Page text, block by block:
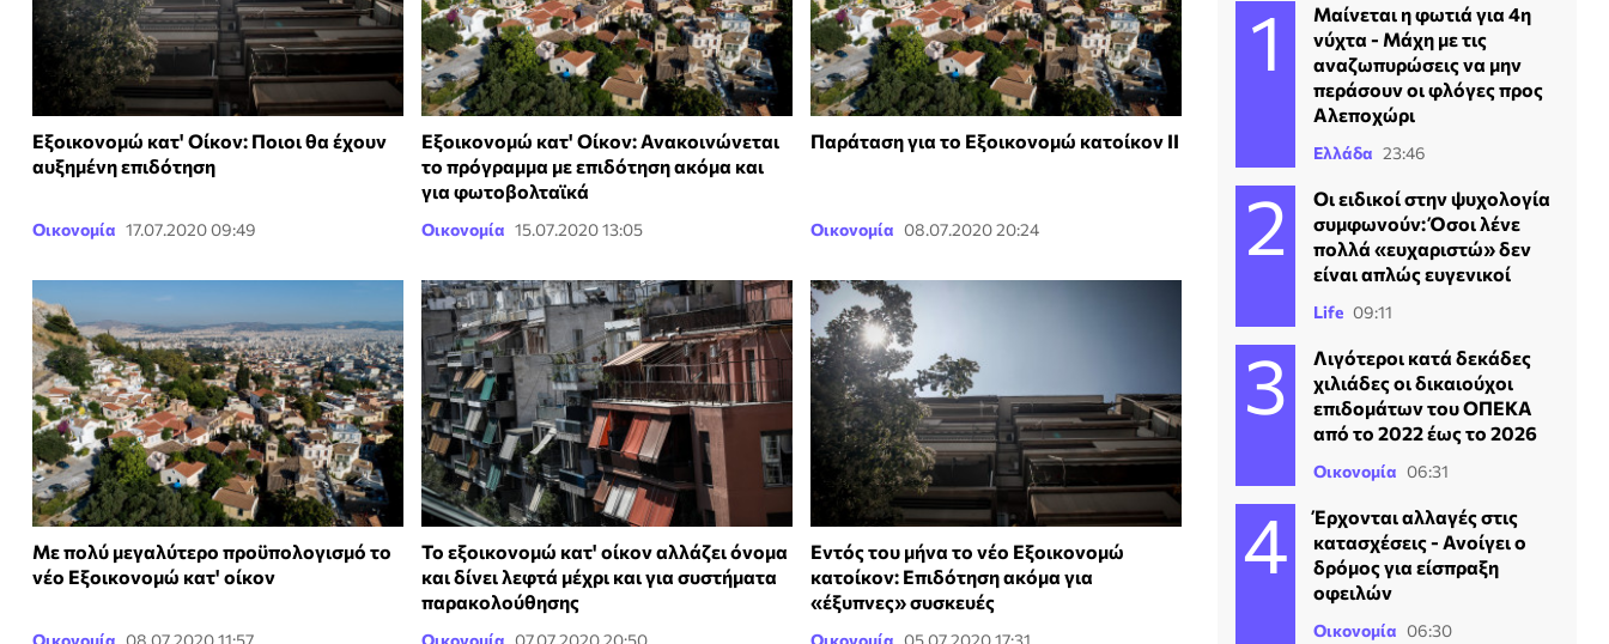
Εξοικονομώ κατ' Oίκον: Ποιοι θα έχουν
αυξημένη επιδότηση
Οικονομία 17.07.2020 09:49
Εξοικονομώ κατ' Οίκον: Ανακοινώνεται
το πρόγραμμα με επιδότηση ακόμα και
για φωτοβολταϊκά
Οικονομία 15.07.2020 13:05
Παράταση για το Εξοικονομώ κατοίκον ΙΙ
Οικονομία 08.07.2020 20:24
Με πολύ μεγαλύτερο προϋπολογισμό το
νέο Εξοικονομώ κατ' οίκον
Το εξοικονομώ κατ' οίκον αλλάζει όνομα
και δίνει λεφτά μέχρι και για συστήματα
παρακολούθησης
Εντός του μήνα το νέο Εξοικονομώ
κατοίκον: Επιδότηση ακόμα για
«έξυπνες» συσκευές
Μαίνεται η φωτιά για 4η
νύχτα - Μάχη με τις
αναζωπυρώσεις να μην
περάσουν οι φλόγες προς
Αλεποχώρι
Ελλάδα 23:46
Οι ειδικοί στην ψυχολογία
συμφωνούν: Όσοι λένε
πολλά «ευχαριστώ» δεν
είναι απλώς ευγενικοί
Life 09:11
Λιγότεροι κατά δεκάδες
χιλιάδες οι δικαιούχοι
επιδομάτων του ΟΠΕΚΑ
από το 2022 έως το 2026
Οικονομία 06:31
Έρχονται αλλαγές στις
κατασχέσεις - Ανοίγει ο
δρόμος για είσπραξη
οφειλών
Οικονομία 06:30